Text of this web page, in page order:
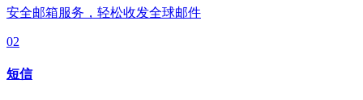
安全邮箱服务，轻松收发全球邮件
02
短信